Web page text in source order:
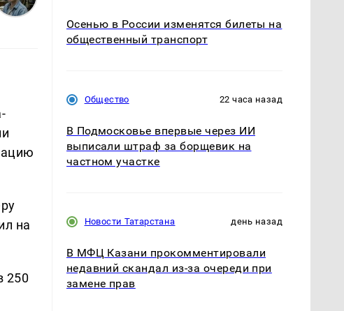
на
250
Осенью в России изменятся билеты на
общественный транспорт
Общество 22 часа назад
В Подмосковье впервые через ИИ
выписали штраф за борщевик на
частном участке
Новости Татарстана день назад
В МФЦ Казани прокомментировали
недавний скандал из-за очереди при
замене прав